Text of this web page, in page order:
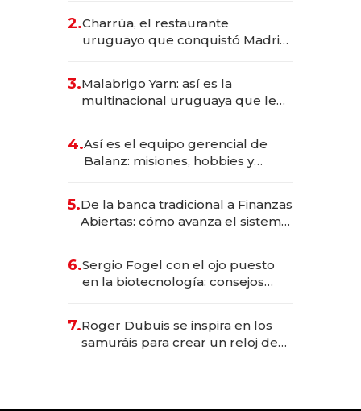
millones
2.Charrúa, el restaurante
uruguayo que conquistó Madrid:
anticipación y prepara apertura
3.Malabrigo Yarn: así es la
multinacional uruguaya que le
4.Así es el equipo gerencial de
Balanz: misiones, hobbies y
5.De la banca tradicional a Finanzas
Abiertas: cómo avanza el sistema
6.Sergio Fogel con el ojo puesto
en la biotecnología: consejos
rol de la IA
7.Roger Dubuis se inspira en los
samuráis para crear un reloj de